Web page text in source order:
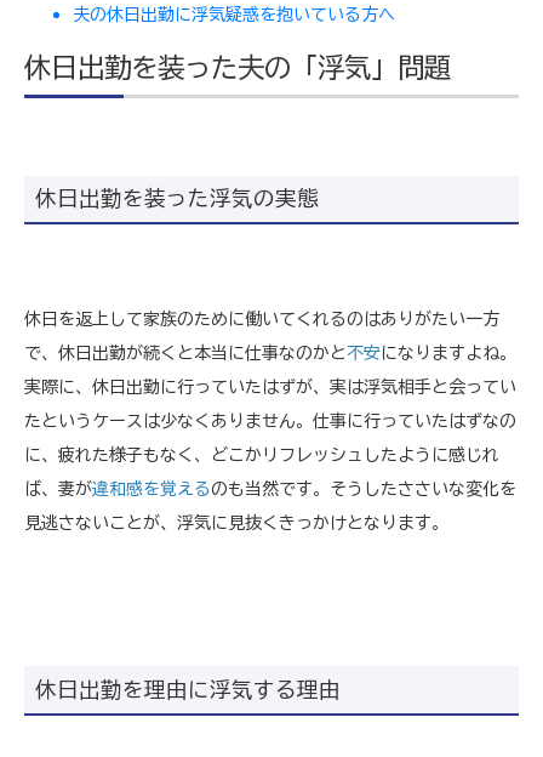
夫の休日出勤に浮気疑惑を抱いている方へ
休日出勤を装った夫の「浮気」問題
休日出勤を装った浮気の実態
休日を返上して家族のために働いてくれるのはありがたい一方
で、休日出勤が続くと本当に仕事なのかと不安になりますよね。
実際に、休日出勤に行っていたはずが、実は浮気相手と会ってい
たというケースは少なくありません。仕事に行っていたはずなの
に、疲れた様子もなく、どこかリフレッシュしたように感じれ
ば、妻が違和感を覚えるのも当然です。そうしたささいな変化を
見逃さないことが、浮気に見抜くきっかけとなります。
休日出勤を理由に浮気する理由